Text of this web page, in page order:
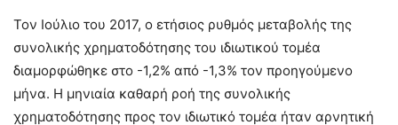
Τον Ιούλιο του 2017, o ετήσιος ρυθμός μεταβολής της
συνολικής χρηματοδότησης του ιδιωτικού τομέα
διαμορφώθηκε στο -1,2% από -1,3% τον προηγούμενο
μήνα. Η μηνιαία καθαρή ροή της συνολικής
χρηματοδότησης προς τον ιδιωτικό τομέα ήταν αρνητική